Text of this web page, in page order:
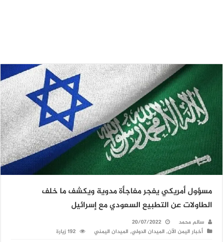
مسؤول أمريكي يفجر مفاجأة مدوية ويكشف ما خلف
الطاولات عن التطبيع السعودي مع إسرائيل
سالم محمد
20/07/2022
أخبار اليمن الآن, الميدان الدولي, الميدان اليمني 192 زيارة